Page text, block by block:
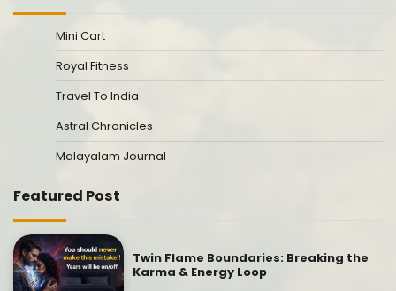
Mini Cart
Royal Fitness
Travel To India
Astral Chronicles
Malayalam Journal
Featured Post
Twin Flame Boundaries: Breaking the
Karma & Energy Loop